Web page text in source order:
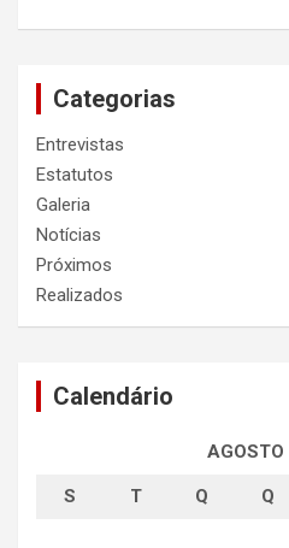
Categorias
Entrevistas
Estatutos
Galeria
Notícias
Próximos
Realizados
Calendário
S T Q Q